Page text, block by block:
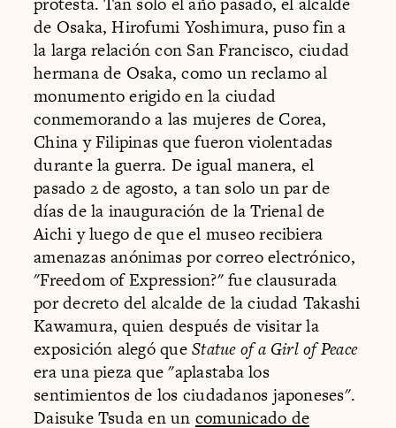
de Osaka, Hirofumi Yoshimura, puso fin a
la larga relación con San Francisco, ciudad
hermana de Osaka, como un reclamo al
monumento erigido en la ciudad
conmemorando a las mujeres de Corea,
China y Filipinas que fueron violentadas
durante la guerra. De igual manera, el
pasado 2 de agosto, a tan solo un par de
días de la inauguración de la Trienal de
Aichi y luego de que el museo recibiera
amenazas anónimas por correo electrónico,
"Freedom of Expression?" fue clausurada
por decreto del alcalde de la ciudad Takashi
Kawamura, quien después de visitar la
exposición alegó queStatue of a Girl of Peace
era una pieza que "aplastaba los
sentimientos de los ciudadanos japoneses".
Daisuke Tsuda en un comunicado de